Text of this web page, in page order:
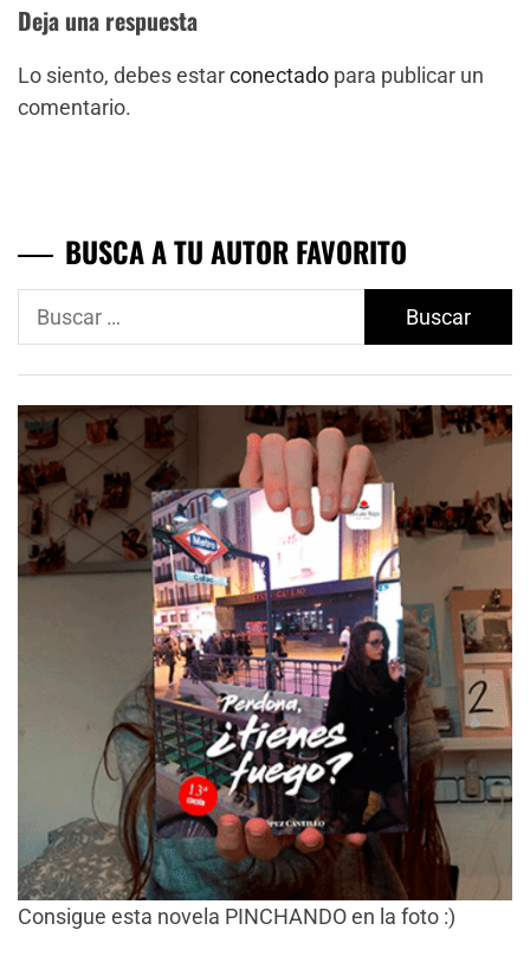
Deja una respuesta
Lo siento, debes estarconectado para publicar un
comentario.
BUSCA A TU AUTOR FAVORITO
Buscar:
Consigue esta novela PINCHANDO en la foto :)